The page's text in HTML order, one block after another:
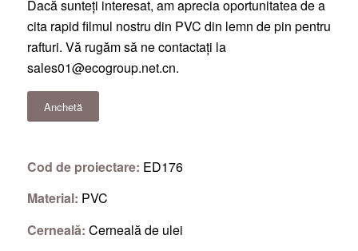
Dacă sunteți interesat, am aprecia oportunitatea de a
cita rapid filmul nostru din PVC din lemn de pin pentru
rafturi. Vă rugăm să ne contactați la
sales01@ecogroup.net.cn.
Anchetă
Cod de proiectare: ED176
Material: PVC
Cerneală: Cerneală de ulei